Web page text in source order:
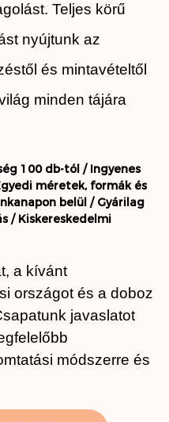
Teljes körű
nyújtunk az
és mintavételtől
minden tájára
100 db-tól / Ingyenes
méretek, formák és
belül / Gyárilag
/ Kiskereskedelmi
a kívánt
országot és a doboz
javaslatot
módszerre és